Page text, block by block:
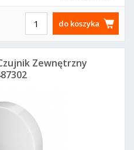
do koszyka
Zewnętrzny